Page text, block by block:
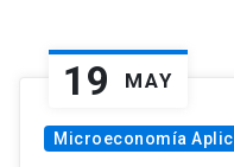
19 MAY
Microeconomía